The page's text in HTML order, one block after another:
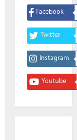
Facebook
Twitter
Instagram
Youtube